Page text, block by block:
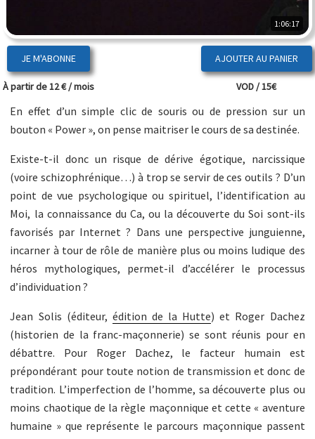
1:06:17
JE M'ABONNE
À partir de 12 € / mois VOD / 15€
En effet d’un simple clic de souris ou de pression sur un
bouton « Power », on pense maitriser le cours de sa destinée.
Existe-t-il donc un risque de dérive égotique, narcissique
(voire schizophrénique…) à trop se servir de ces outils ? D’un
point de vue psychologique ou spirituel, l’identification au
Moi, la connaissance du Ca, ou la découverte du Soi sont-ils
favorisés par Internet ? Dans une perspective junguienne,
incarner à tour de rôle de manière plus ou moins ludique des
héros mythologiques, permet-il d’accélérer le processus
d’individuation ?
Jean Solis (éditeur, édition de la Hutte) et Roger Dachez
(historien de la franc-maçonnerie) se sont réunis pour en
débattre. Pour Roger Dachez, le facteur humain est
prépondérant pour toute notion de transmission et donc de
tradition. L’imperfection de l’homme, sa découverte plus ou
moins chaotique de la règle maçonnique et cette « aventure
humaine » que représente le parcours maçonnique passent